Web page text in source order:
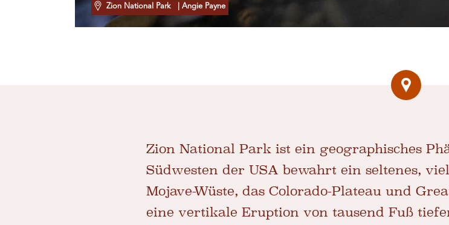
Zion National Park | Angie Payne
Zion National Park ist ein geographisches
Südwesten der USA bewahrt ein seltenes,
Mojave-Wüste, das Colorado-Plateau und
eine vertikale Eruption von tausend Fuß